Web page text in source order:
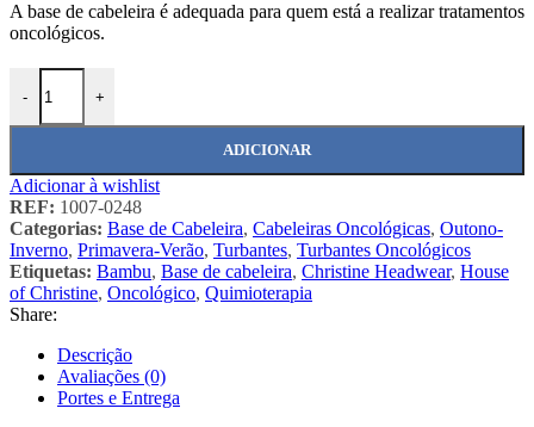
A base de cabeleira é adequada para quem está a realizar tratamentos
oncológicos.
-
Quantidade de 1007-0248 Base de Cabeleira Oncológica
+
ADICIONAR
Adicionar à wishlist
REF: 1007-0248
Categorias: Base de Cabeleira, Cabeleiras Oncológicas, Outono-
Inverno, Primavera-Verão, Turbantes, Turbantes Oncológicos
Etiquetas: Bambu, Base de cabeleira, Christine Headwear, House
of Christine, Oncológico, Quimioterapia
Share:
Descrição
Avaliações (0)
Portes e Entrega